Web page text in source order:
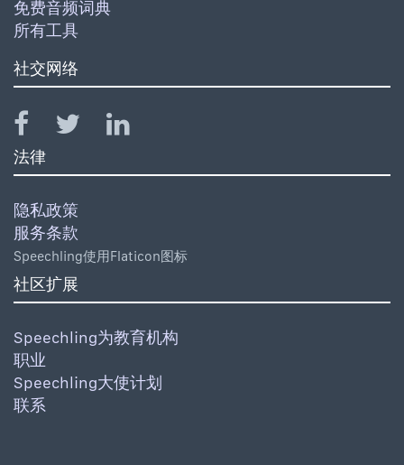
免费音频词典
所有工具
社交网络
法律
隐私政策
服务条款
Speechling使用Flaticon图标
社区扩展
Speechling为教育机构
职业
Speechling大使计划
联系